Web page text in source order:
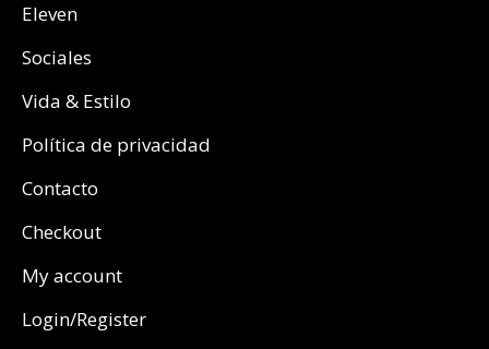
Eleven
Sociales
Vida & Estilo
Política de privacidad
Contacto
Checkout
My account
Login/Register